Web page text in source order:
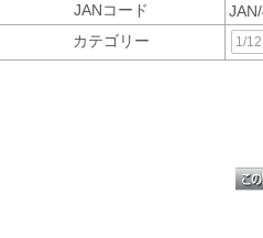
JANコード
カテゴリー
1/